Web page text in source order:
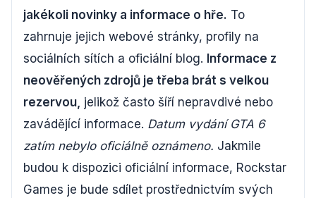
jakékoli novinky a informace o hře. To
zahrnuje jejich webové stránky, profily na
sociálních sítích a oficiální blog. Informace z
neověřených zdrojů je třeba brát s velkou
rezervou, jelikož často šíří nepravdivé nebo
zavádějící informace. Datum vydání GTA 6
zatím nebylo oficiálně oznámeno. Jakmile
budou k dispozici oficiální informace, Rockstar
Games je bude sdílet prostřednictvím svých